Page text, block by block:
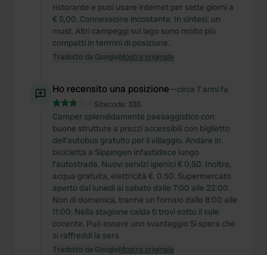
ristorante e puoi usare internet per sette giorni a
€ 5,00. Connessione incostante. In sintesi: un
must. Altri campeggi sul lago sono molto più
compatti in termini di posizione.
Tradotto da GoogleMostra originale
Ho recensito una posizione—circa 7 anni fa
Sitecode: 335
Camper splendidamente paesaggistico con
buone strutture a prezzi accessibili con biglietto
dell'autobus gratuito per il villaggio. Andare in
bicicletta a Sippingen infastidisce lungo
l'autostrada. Nuovi servizi igienici € 0,50. Inoltre,
acqua gratuita, elettricità €. 0.50. Supermercato
aperto dal lunedì al sabato dalle 7:00 alle 22:00.
Non di domenica, tranne un fornaio dalle 8:00 alle
11:00. Nella stagione calda ti trovi sotto il sole
cocente. Può essere uno svantaggio Si spera che
si raffreddi la sera
Tradotto da GoogleMostra originale